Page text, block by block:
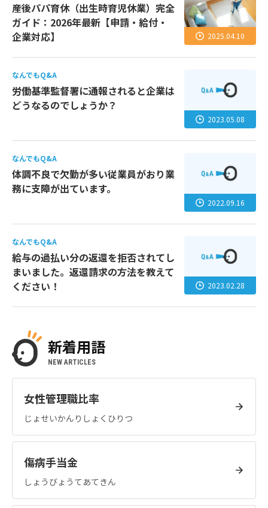
産後パパ育休（出生時育児休業）完全
ガイド：2026年最新【申請・給付・
企業対応】
2025.04.10
なんでもQ&A
労働基準監督署に通報されると企業は
どうなるのでしょうか？
2023.05.08
なんでもQ&A
体調不良で欠勤が多い従業員がおり業
務に支障が出ています。
2022.09.16
なんでもQ&A
給与の過払い分の返還を拒否されてし
まいました。返還請求の方法を教えて
ください！
2023.02.28
新着用語
NEW ARTICLES
女性管理職比率
じょせいかんりしょくひりつ
傷病手当金
しょうびょうてあてきん